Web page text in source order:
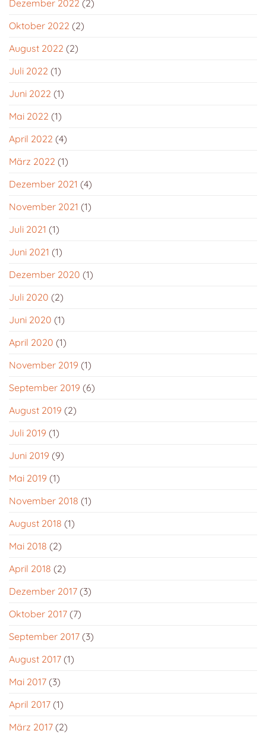
Dezember 2022 (2)
Oktober 2022 (2)
August 2022 (2)
Juli 2022 (1)
Juni 2022 (1)
Mai 2022 (1)
April 2022 (4)
März 2022 (1)
Dezember 2021 (4)
November 2021 (1)
Juli 2021 (1)
Juni 2021 (1)
Dezember 2020 (1)
Juli 2020 (2)
Juni 2020 (1)
April 2020 (1)
November 2019 (1)
September 2019 (6)
August 2019 (2)
Juli 2019 (1)
Juni 2019 (9)
Mai 2019 (1)
November 2018 (1)
August 2018 (1)
Mai 2018 (2)
April 2018 (2)
Dezember 2017 (3)
Oktober 2017 (7)
September 2017 (3)
August 2017 (1)
Mai 2017 (3)
April 2017 (1)
März 2017 (2)